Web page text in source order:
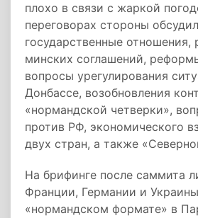
плохо в связи с жаркой
переговорах стороны
государственные отношения,
минских соглашений,
вопросы урегулирования
Донбассе, возобновления
«нормандской четверки»,
против РФ, экономического
двух стран, а также
На брифинге после саммита
Франции, Германии и
«нормандском формате» в